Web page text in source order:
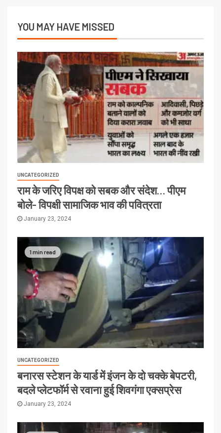
YOU MAY HAVE MISSED
UNCATEGORIZED
राम के जरिए विपक्ष को सबक और संदेश… पीएम
बोले- विपक्षी सामाजिक भाव की पवित्रता
January 23, 2024
1 min read
UNCATEGORIZED
बनारस स्टेशन के यार्ड में इंजन के दो चक्के बेपटरी,
बदले प्लेटफॉर्म से रवाना हुई शिवगंगा एक्सप्रेस
January 23, 2024